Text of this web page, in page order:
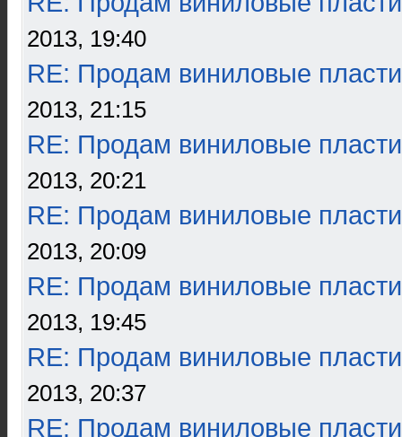
2013, 19:40
RE: Продам виниловые
2013, 21:15
RE: Продам виниловые
2013, 20:21
RE: Продам виниловые
2013, 20:09
RE: Продам виниловые
2013, 19:45
RE: Продам виниловые
2013, 20:37
RE: Продам виниловые